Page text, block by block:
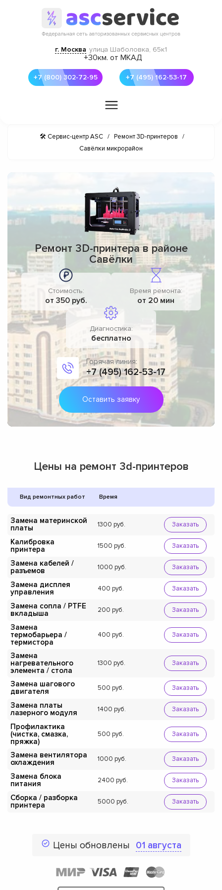
г. Москва улица Шаболовка, 65к1
+30км. от МКАД
+7 (800) 302-72-95 +7 (495) 162-53-17
🛠 Сервис-центр ASC / Ремонт 3D-принтеров
/
Савёлки микрорайон
Ремонт 3D-принтера в районе
Савёлки
Стоимость:
от 350 руб.
Время ремонта:
от 20 мин
Диагностика:
бесплатно
Горячая линия:
+7 (495) 162-53-17
Оставить заявку
Цены на ремонт 3d-принтеров
Вид ремонтных работ Время
Замена материнской
платы
1300 Заказать
Калибровка
принтера
1500 Заказать
Замена кабелей /
разъемов
1000 Заказать
Замена дисплея
управления
400 Заказать
Замена сопла / PTFE
вкладыша
200 Заказать
Замена
термобарьера /
термистора
400 Заказать
Замена
нагревательного
элемента / стола
1300 Заказать
Замена шагового
двигателя
500 Заказать
Замена платы
лазерного модуля
1400 Заказать
Профилактика
(чистка, смазка,
пряжка)
500 Заказать
Замена вентилятора
охлаждения
1000 Заказать
Замена блока
питания
2400 Заказать
Сборка / разборка
принтера
5000 Заказать
Цены обновлены 01 августа